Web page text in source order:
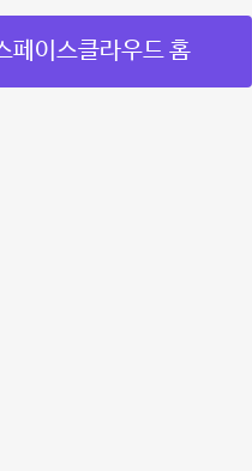
페이스클라우드 홈